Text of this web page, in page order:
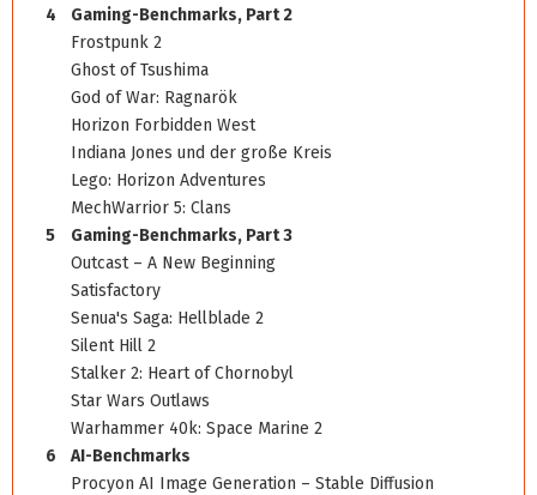
4
Gaming-Benchmarks, Part 2
Frostpunk 2
Ghost of Tsushima
God of War: Ragnarök
Horizon Forbidden West
Indiana Jones und der große Kreis
Lego: Horizon Adventures
MechWarrior 5: Clans
5
Gaming-Benchmarks, Part 3
Outcast – A New Beginning
Satisfactory
Senua's Saga: Hellblade 2
Silent Hill 2
Stalker 2: Heart of Chornobyl
Star Wars Outlaws
Warhammer 40k: Space Marine 2
6
AI-Benchmarks
Procyon AI Image Generation – Stable Diffusion